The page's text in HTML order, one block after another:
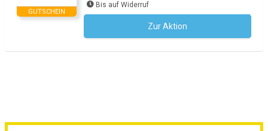
GUTSCHEIN
Bis auf Widerruf
Zur Aktion